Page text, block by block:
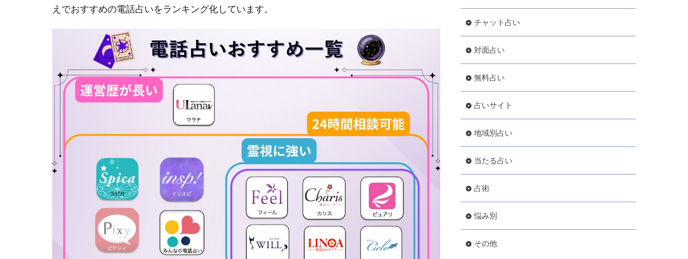
えでおすすめの電話占いをランキング化しています。
チャット占い
対面占い
無料占い
占いサイト
地域別占い
当たる占い
占術
悩み別
その他